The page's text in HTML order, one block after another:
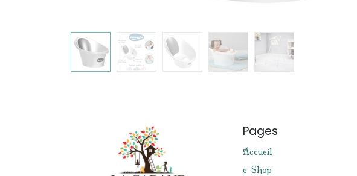
Pages
Accueil
e-Shop